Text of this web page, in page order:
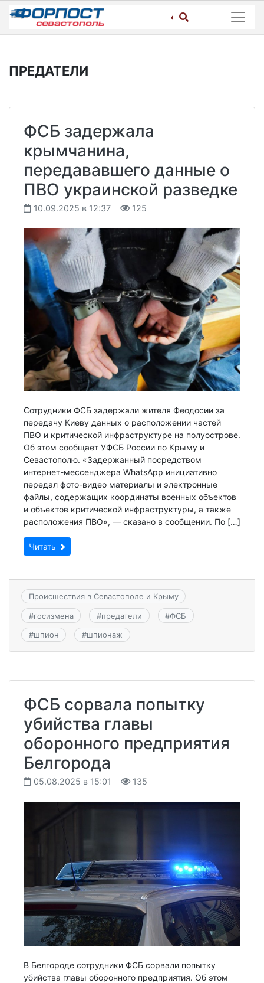
Skip
content
ПРЕДАТЕЛИ
ФСБ задержала
крымчанина,
передававшего данные о
ПВО украинской разведке
10.09.2025 в 12:37 125
Сотрудники ФСБ задержали жителя Феодосии за
передачу Киеву данных о расположении частей
ПВО и критической инфраструктуре на полуострове.
Об этом сообщает УФСБ России по Крыму и
Севастополю. «Задержанный посредством
интернет-мессенджера WhatsApp инициативно
передал фото-видео материалы и электронные
файлы, содержащих координаты военных объектов
и объектов критической инфраструктуры, а также
расположения ПВО», — сказано в сообщении. По […]
Читать
Происшествия в Севастополе и Крыму
#госизмена #предатели #ФСБ
#шпион #шпионаж
ФСБ сорвала попытку
убийства главы
оборонного предприятия
Белгорода
05.08.2025 в 15:01 135
В Белгороде сотрудники ФСБ сорвали попытку
убийства главы оборонного предприятия. Об этом